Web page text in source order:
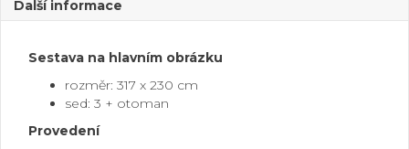
Další informace
Sestava na hlavním obrázku
rozměr: 317 x 230 cm
sed: 3 + otoman
Provedení